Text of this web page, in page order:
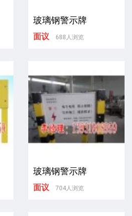
玻璃钢警示牌
面议 688人浏览
玻璃钢警示牌
面议 704人浏览